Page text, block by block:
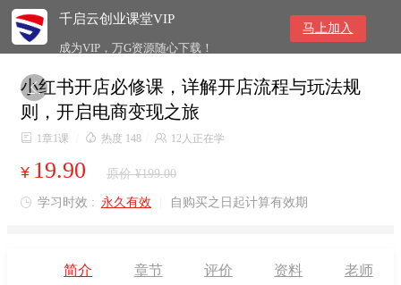
千启云创业课堂VIP
成为VIP，万G资源随心下载！
马上加入

小红书开店必修课，详解开店流程与玩法规
则，开启电商变现之旅
 1章1课  热度 148  12人正在学
¥ 19.90 原价 ¥199.00
 学习时效 : 永久有效 自购买之日起计算有效期
简介 章节 评价 资料 老师